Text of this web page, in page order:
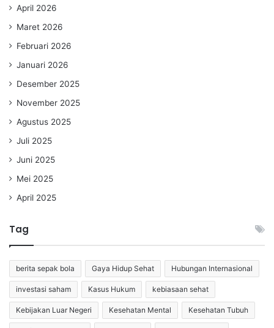
April 2026
Maret 2026
Februari 2026
Januari 2026
Desember 2025
November 2025
Agustus 2025
Juli 2025
Juni 2025
Mei 2025
April 2025
Tag
berita sepak bola Gaya Hidup Sehat Hubungan Internasional
investasi saham Kasus Hukum kebiasaan sehat
Kebijakan Luar Negeri Kesehatan Mental Kesehatan Tubuh